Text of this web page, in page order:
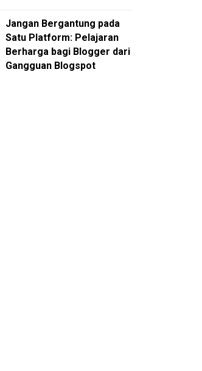
Jangan Bergantung pada
Satu Platform: Pelajaran
Berharga bagi Blogger dari
Gangguan Blogspot